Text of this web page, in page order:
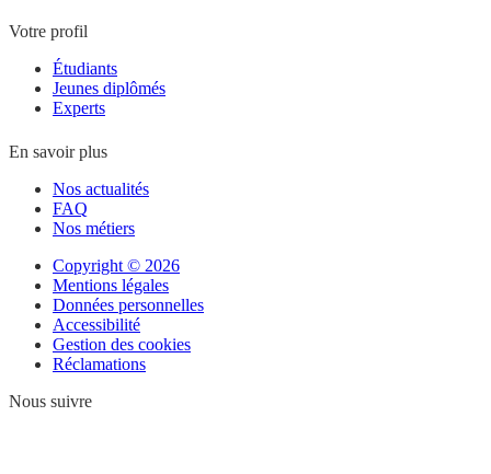
Votre profil
Étudiants
Jeunes diplômés
Experts
En savoir plus
Nos actualités
FAQ
Nos métiers
Copyright © 2026
Mentions légales
Données personnelles
Accessibilité
Gestion des cookies
Réclamations
Nous suivre